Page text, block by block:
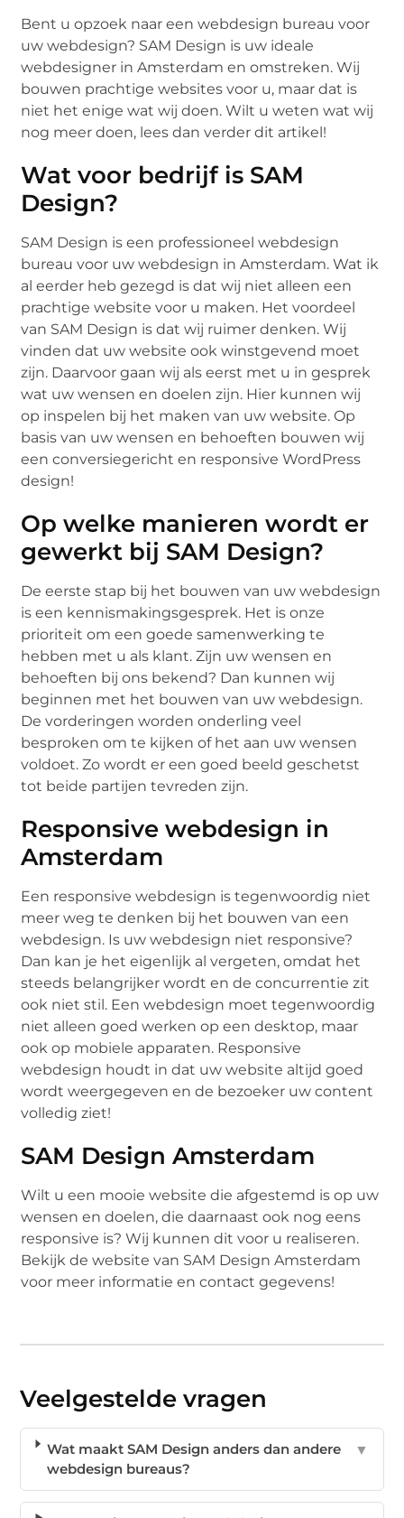
Bent u opzoek naar een webdesign bureau voor
uw webdesign? SAM Design is uw ideale
webdesigner in Amsterdam en omstreken. Wij
bouwen prachtige websites voor u, maar dat is
niet het enige wat wij doen. Wilt u weten wat wij
nog meer doen, lees dan verder dit artikel!
Wat voor bedrijf is SAM
Design?
SAM Design is een professioneel webdesign
bureau voor uw webdesign in Amsterdam. Wat ik
al eerder heb gezegd is dat wij niet alleen een
prachtige website voor u maken. Het voordeel
van SAM Design is dat wij ruimer denken. Wij
vinden dat uw website ook winstgevend moet
zijn. Daarvoor gaan wij als eerst met u in gesprek
wat uw wensen en doelen zijn. Hier kunnen wij
op inspelen bij het maken van uw website. Op
basis van uw wensen en behoeften bouwen wij
een conversiegericht en responsive WordPress
design!
Op welke manieren wordt er
gewerkt bij SAM Design?
De eerste stap bij het bouwen van uw webdesign
is een kennismakingsgesprek. Het is onze
prioriteit om een goede samenwerking te
hebben met u als klant. Zijn uw wensen en
behoeften bij ons bekend? Dan kunnen wij
beginnen met het bouwen van uw webdesign.
De vorderingen worden onderling veel
besproken om te kijken of het aan uw wensen
voldoet. Zo wordt er een goed beeld geschetst
tot beide partijen tevreden zijn.
Responsive webdesign in
Amsterdam
Een responsive webdesign is tegenwoordig niet
meer weg te denken bij het bouwen van een
webdesign. Is uw webdesign niet responsive?
Dan kan je het eigenlijk al vergeten, omdat het
steeds belangrijker wordt en de concurrentie zit
ook niet stil. Een webdesign moet tegenwoordig
niet alleen goed werken op een desktop, maar
ook op mobiele apparaten. Responsive
webdesign houdt in dat uw website altijd goed
wordt weergegeven en de bezoeker uw content
volledig ziet!
SAM Design Amsterdam
Wilt u een mooie website die afgestemd is op uw
wensen en doelen, die daarnaast ook nog eens
responsive is? Wij kunnen dit voor u realiseren.
Bekijk de website van SAM Design Amsterdam
voor meer informatie en contact gegevens!
Veelgestelde vragen
Wat maakt SAM Design anders dan andere
webdesign bureaus?
▼